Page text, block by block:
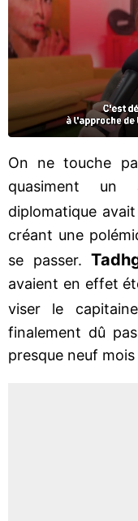
On ne touche
quasiment un
diplomatique
créant une
se passer.
avaient en effet
viser le
finalement dû
presque neuf